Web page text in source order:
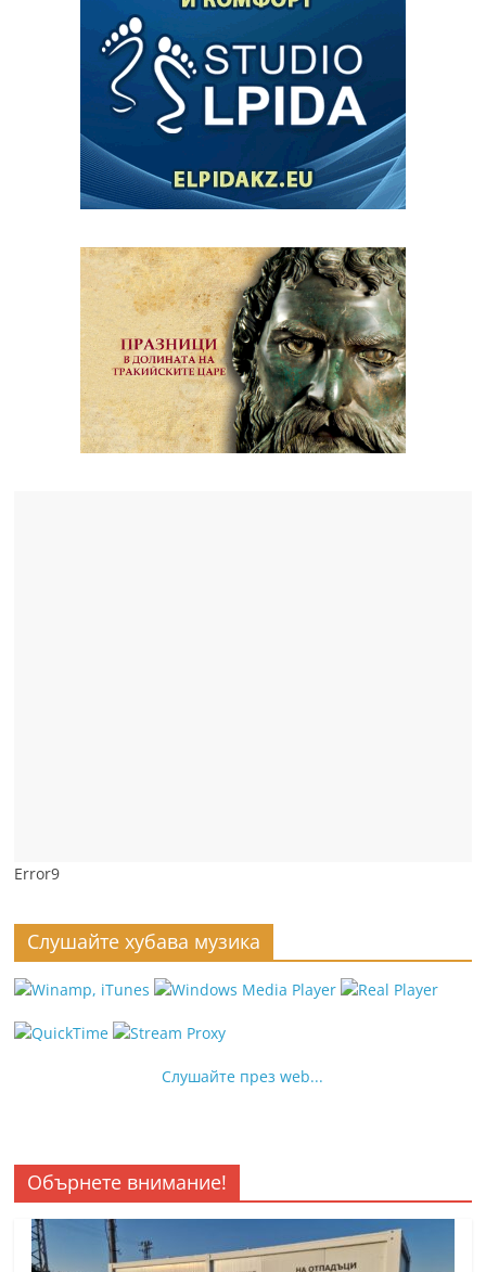
Error9
Слушайте хубава музика
Слушайте през web...
Обърнете внимание!